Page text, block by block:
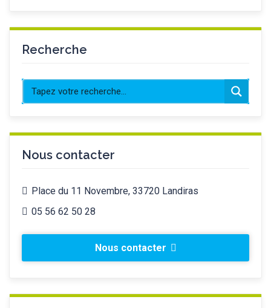
Recherche
Nous contacter
Place du 11 Novembre, 33720 Landiras
05 56 62 50 28
Nous contacter